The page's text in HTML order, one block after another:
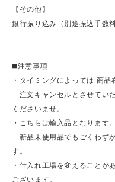
【その他】
銀行振り込み（別途振込手数料
◼️注意事項
・タイミングによっては 商品
注文キャンセルとさせてい
くださいませ。
・こちらは輸入品となります
新品未使用品でもごくわず
す。
・仕入れ工場を変えることが
ございます。